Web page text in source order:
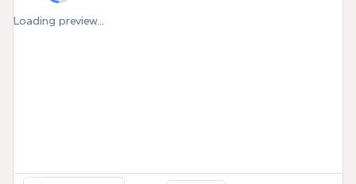
Loading preview...